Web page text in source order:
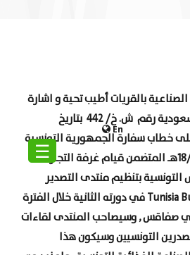
En
☰
بالقريات أطيب تحية و اشارة
رقم ش. خ/ 442 بتاريخ
على خطاب سفارة الجمهورية التونسية
رقم 909 وتاريخ 18/02/1441هـ المتضمن قيام غرفة التجارة
بتنظيم منتدى التصدير
Tunisiaفي دورته الثانية خلال الفترة
ديسمبر 2019م في صفاقس , وسيصاحب المنتدى لقاءات
التونسيين وسيكون هذا